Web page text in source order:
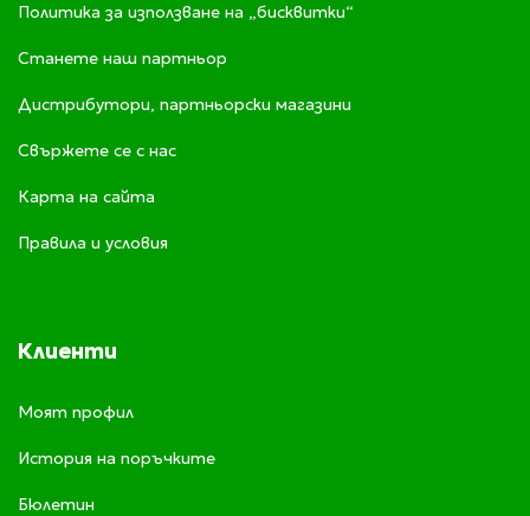
Политика за използване на „бисквитки“
Станете наш партньор
Дистрибутори, партньорски магазини
Свържете се с нас
Карта на сайта
Правила и условия
Клиенти
Моят профил
История на поръчките
Бюлетин